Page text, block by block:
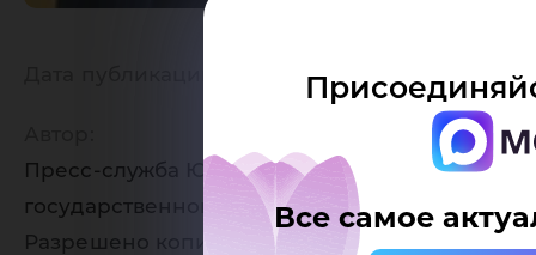
Все самое
20.11.2019
Пресс-служба Югорского
государственного университета
Разрешено копирование статей, только